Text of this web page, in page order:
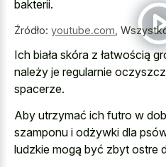
bakterii.
Źródło: youtube.com
Ich biała skóra z łatwością
należy je regularnie
spacerze.
Aby utrzymać ich futro w
szamponu i odżywki dla
ludzkie mogą być zbyt ostre